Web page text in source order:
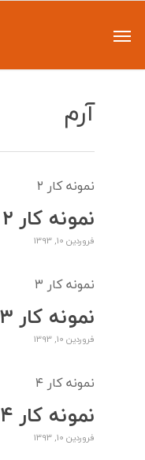
آرم
نمونه کار ۲
فروردین 10, 1393
نمونه کار ۳
فروردین 10, 1393
نمونه کار ۴
فروردین 10, 1393